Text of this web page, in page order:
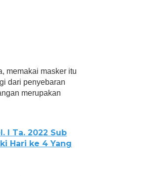
memakai masker itu
dari penyebaran
merupakan
I Ta. 2022 Sub
Hari ke 4 Yang